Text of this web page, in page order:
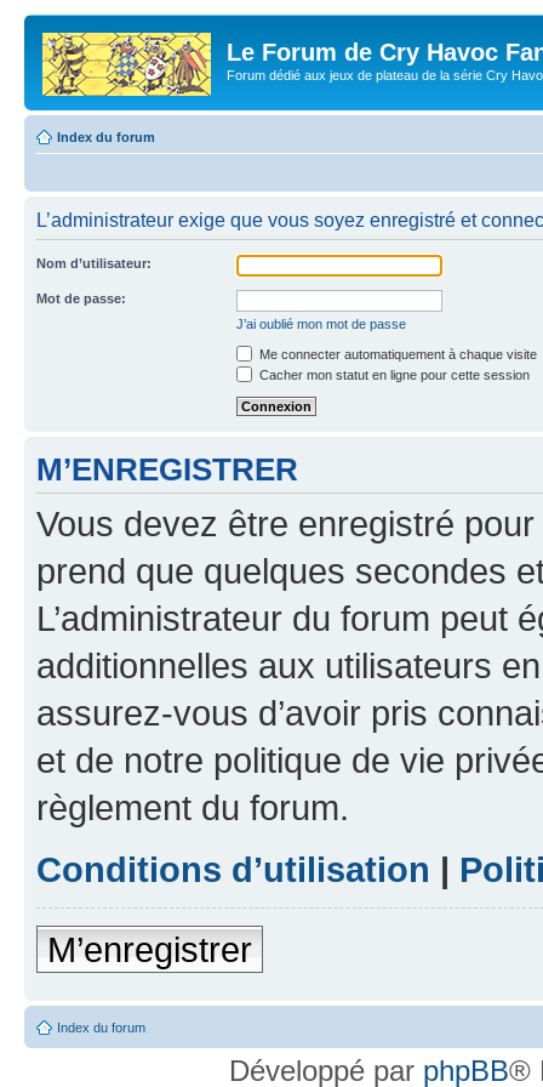
Le Forum de Cry Havoc
Forum dédié aux jeux de plateau de la série Cry
Index du forum
L’administrateur exige que vous soyez enregistré et
Nom d’utilisateur:
Mot de passe:
J’ai oublié mon mot de passe
Me connecter automatiquement à chaque visite
Cacher mon statut en ligne pour cette session
M’ENREGISTRER
Vous devez être enregistré
prend que quelques secondes
L’administrateur du forum peut
additionnelles aux utilisateurs
assurez-vous d’avoir pris
et de notre politique de vie
règlement du forum.
Conditions d’utilisation |
M’enregistrer
Index du forum
Développé par phpBB®